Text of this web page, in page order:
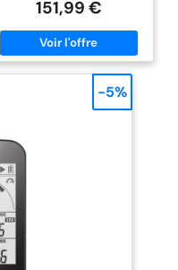
comme en sous-bois. La
luminosité s’ajuste
automatiquement selon
l’environnement. Grâce au
fréquence cardiaque et
navigation d’un coup d’œil,
l’étanchéité IPX7. 【Navigation
Cartographique Intelligente】
Planifiez vos itinéraires dans
l’application iGPSPORT ou
importez-les depuis Strava,
Komoot et fichiers GPX. Avec les
cartes hors ligne, la navigation
redémarrage, le compteur velo
151,99 €
-5%